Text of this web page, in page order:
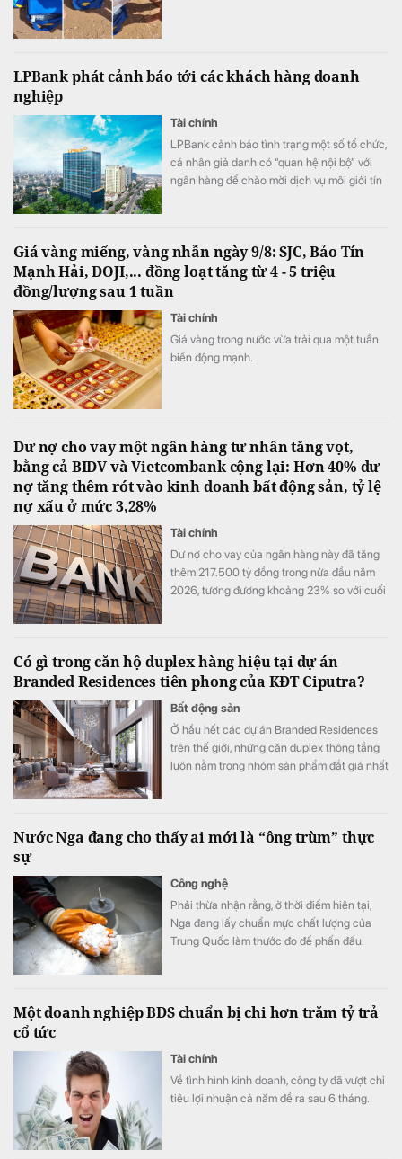
LPBank phát cảnh báo tới các khách hàng doanh
nghiệp
Tài chính
LPBank cảnh báo tình trạng một số tổ chức,
cá nhân giả danh có “quan hệ nội bộ” với
ngân hàng để chào mời dịch vụ môi giới tín
thông tin đăng nhập, mã OTP và chữ ký số.
Giá vàng miếng, vàng nhẫn ngày 9/8: SJC, Bảo Tín
Mạnh Hải, DOJI,... đồng loạt tăng từ 4 - 5 triệu
đồng/lượng sau 1 tuần
Tài chính
Giá vàng trong nước vừa trải qua một tuần
biến động mạnh.
Dư nợ cho vay một ngân hàng tư nhân tăng vọt,
bằng cả BIDV và Vietcombank cộng lại: Hơn 40% dư
nợ tăng thêm rót vào kinh doanh bất động sản, tỷ lệ
nợ xấu ở mức 3,28%
Tài chính
Dư nợ cho vay của ngân hàng này đã tăng
thêm 217.500 tỷ đồng trong nửa đầu năm
2026, tương đương khoảng 23% so với cuối
Có gì trong căn hộ duplex hàng hiệu tại dự án
Branded Residences tiên phong của KĐT Ciputra?
Bất động sản
Ở hầu hết các dự án Branded Residences
trên thế giới, những căn duplex thông tầng
luôn nằm trong nhóm sản phẩm đắt giá nhất
không gian ngoài trời riêng tư tuyệt đối.
Nước Nga đang cho thấy ai mới là “ông trùm” thực
sự
Công nghệ
Phải thừa nhận rằng, ở thời điểm hiện tại,
Nga đang lấy chuẩn mực chất lượng của
Trung Quốc làm thước đo để phấn đấu.
Một doanh nghiệp BĐS chuẩn bị chi hơn trăm tỷ trả
cổ tức
Tài chính
Về tình hình kinh doanh, công ty đã vượt chỉ
tiêu lợi nhuận cả năm đề ra sau 6 tháng.